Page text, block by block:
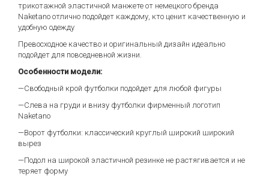
трикотажной эластичной манжете от немецкого бренда
Naketano отлично подойдет каждому, кто ценит качественную и
удобную одежду
Превосходное качество и оригинальный дизайн идеально
подойдет для повседневной жизни.
Особенности модели:
—Свободный крой футболки подойдет для любой фигуры
—Слева на груди и внизу футболки фирменный логотип
Naketano
—Ворот футболки: классический круглый широкий широкий
вырез
—Подол на широкой эластичной резинке не растягивается и не
теряет форму